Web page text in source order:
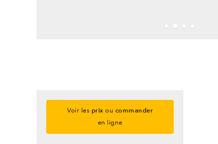
Voir les prix ou commander
en ligne